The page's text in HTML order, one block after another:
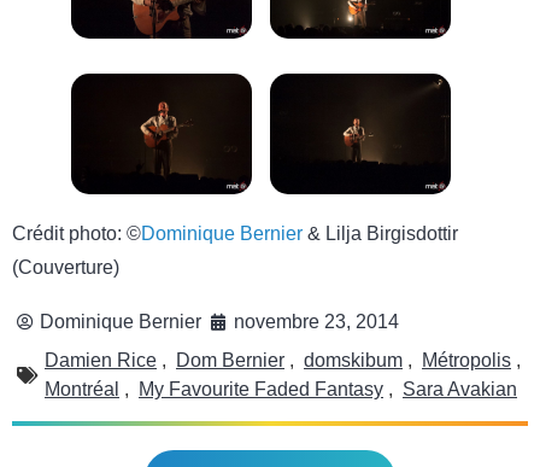
Crédit photo: ©Dominique Bernier & Lilja Birgisdottir
(Couverture)
Dominique Bernier
novembre 23, 2014
Damien Rice , Dom Bernier , domskibum , Métropolis ,
Montréal , My Favourite Faded Fantasy , Sara Avakian